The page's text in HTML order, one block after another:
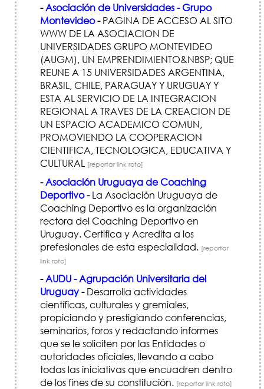
-Asociación de Universidades - Grupo
Montevideo-PAGINA DE ACCESO AL SITO
WWW DE LA ASOCIACION DE
UNIVERSIDADES GRUPO MONTEVIDEO
(AUGM), UN EMPRENDIMIENTO&NBSP; QUE
REUNE A 15 UNIVERSIDADES ARGENTINA,
BRASIL, CHILE, PARAGUAY Y URUGUAY Y
ESTA AL SERVICIO DE LA INTEGRACION
REGIONAL A TRAVES DE LA CREACION DE
UN ESPACIO ACADEMICO COMUN,
PROMOVIENDO LA COOPERACION
CIENTIFICA, TECNOLOGICA, EDUCATIVA Y
CULTURAL [reportar link roto]
-Asociación Uruguaya de Coaching
Deportivo-La Asociación Uruguaya de
Coaching Deportivo es la organización
rectora del Coaching Deportivo en
Uruguay. Certifica y Acredita a los
prefesionales de esta especialidad. [reportar
link roto]
-AUDU - Agrupación Universitaria del
Uruguay-Desarrolla actividades
científicas, culturales y gremiales,
propiciando y prestigiando conferencias,
seminarios, foros y redactando informes
que se le soliciten por las Entidades o
autoridades oficiales, llevando a cabo
todas las iniciativas que encuadren dentro
de los fines de su constitución. [reportar link roto]